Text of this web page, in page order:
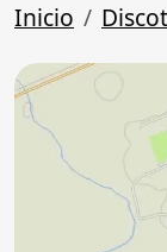
Inicio